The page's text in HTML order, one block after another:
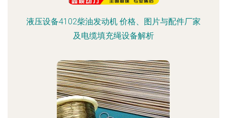
液压设备4102柴油发动机 价格、图片与配件厂家
及电缆填充绳设备解析